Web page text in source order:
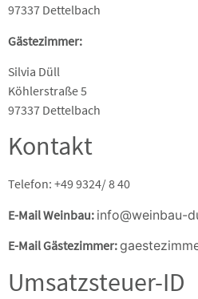
97337 Dettelbach
Gästezimmer:
Silvia Düll
Köhlerstraße 5
97337 Dettelbach
Kontakt
Telefon: +49 9324/ 8 40
E-Mail Weinbau: info@weinbau-
E-Mail Gästezimmer:
Umsatzsteuer-ID